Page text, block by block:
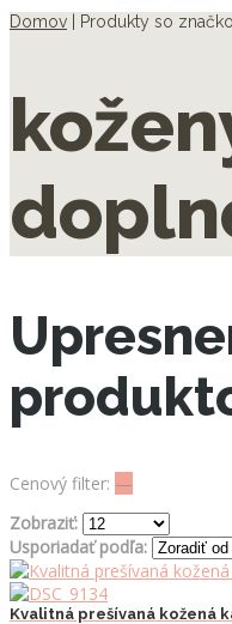
Domov | Produkty so
Cenový filter: —
Zobraziť:
Usporiadať podľa:
Kvalitná prešívaná kožená